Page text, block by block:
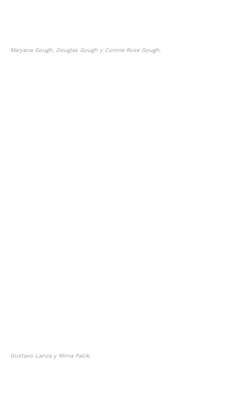
Maryana Gough, Douglas Gough y Connie Rose Gough.
Gustavo Lanza y Mirna Falck.